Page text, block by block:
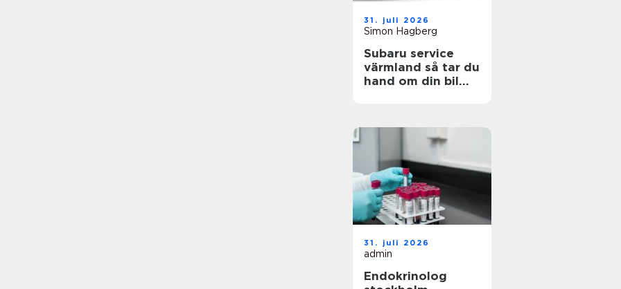
31. juli 2026
Simon Hagberg
Subaru service
värmland så tar du
hand om din bil
31. juli 2026
admin
Endokrinolog